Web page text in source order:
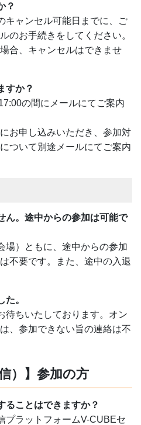
？
キャンセル可能日までに、ご
のお手続きをしてください。
合、キャンセルはできませ
すか？
の間にメールにてご案内
お申し込みいただき、参加対
ついて別途メールにてご案内
ん。途中からの参加は可能で
場）ともに、途中からの参加
不要です。また、途中の入退
。
待ちいたしております。オン
、参加できない旨の連絡は不
）】参加の方
ることはできますか？
プラットフォームV-CUBEセ